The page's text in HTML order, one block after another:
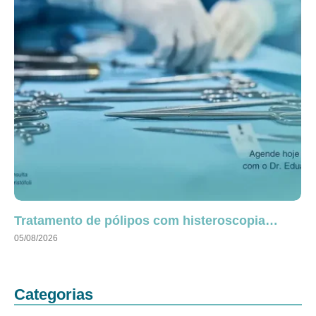
Tratamento de pólipos com histeroscopia…
05/08/2026
Categorias